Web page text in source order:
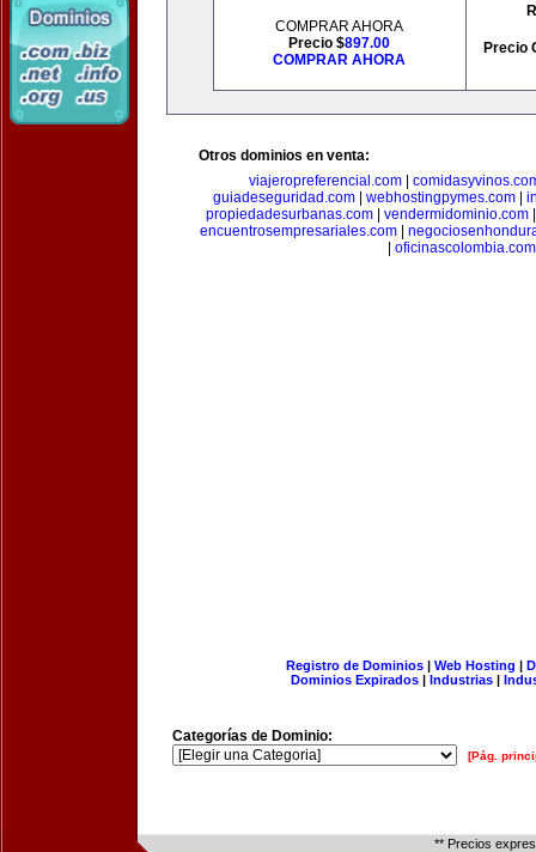
COMPRAR AHORA
Precio $897.00
COMPRAR AHORA
Precio
Otros dominios en venta:
viajeropreferencial.com
guiadeseguridad.com| webhostingpymes.com|
propiedadesurbanas.com
vendermidominio.com
encuentrosempresariales.com|
oficinascolombia.com
Registro de Dominios| Web Hosting |
Dominios Expirados | Industrias |
Categorías de Dominio:
[Pág.
** Precios